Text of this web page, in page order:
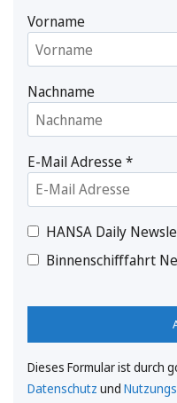
Vorname
Nachname
E-Mail Adresse*
HANSA Daily
Binnenschifffahrt
Dieses Formular ist durch
Datenschutz und